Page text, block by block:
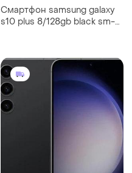
Смартфон samsung galaxy
s10 plus 8/128gb black sm-